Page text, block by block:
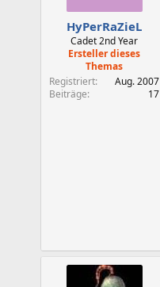
HyPerRaZieL
Cadet 2nd Year
Ersteller dieses
Themas
Registriert
Aug. 2007
Beiträge
17